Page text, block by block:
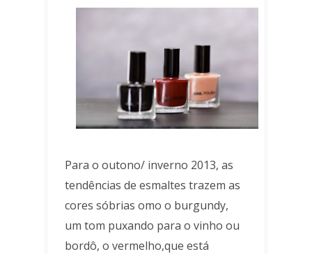
Para o outono/ inverno 2013, as
tendências de esmaltes trazem as
cores sóbrias omo o burgundy,
um tom puxando para o vinho ou
bordô, o vermelho,que está